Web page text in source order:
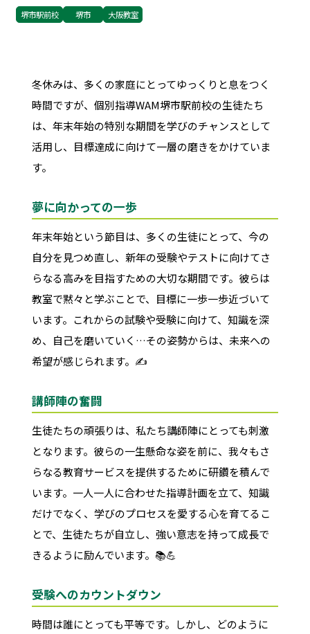
堺市駅前校 堺市 大阪教室
冬休みは、多くの家庭にとってゆっくりと息をつく
時間ですが、個別指導WAM堺市駅前校の生徒たち
は、年末年始の特別な期間を学びのチャンスとして
活用し、目標達成に向けて一層の磨きをかけていま
す。
夢に向かっての一歩
年末年始という節目は、多くの生徒にとって、今の
自分を見つめ直し、新年の受験やテストに向けてさ
らなる高みを目指すための大切な期間です。彼らは
教室で黙々と学ぶことで、目標に一歩一歩近づいて
います。これからの試験や受験に向けて、知識を深
め、自己を磨いていく…その姿勢からは、未来への
希望が感じられます。✍️
講師陣の奮闘
生徒たちの頑張りは、私たち講師陣にとっても刺激
となります。彼らの一生懸命な姿を前に、我々もさ
らなる教育サービスを提供するために研鑽を積んで
います。一人一人に合わせた指導計画を立て、知識
だけでなく、学びのプロセスを愛する心を育てるこ
とで、生徒たちが自立し、強い意志を持って成長で
きるように励んでいます。📚💪
受験へのカウントダウン
時間は誰にとっても平等です。しかし、どのように